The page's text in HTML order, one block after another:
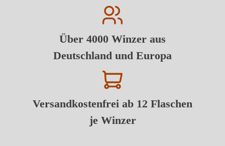
Über 4000 Winzer aus
Deutschland und Europa
Versandkostenfrei ab 12 Flaschen
je Winzer